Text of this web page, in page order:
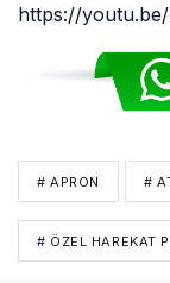
https://youtu.be/
# APRON #
# ÖZEL HAREKAT